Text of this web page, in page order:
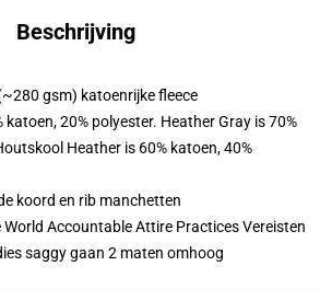
Beschrijving
gsm) katoenrijke fleece
katoen, 20% polyester. Heather Gray is 70%
Heather is 60% katoen, 40%
koord en rib manchetten
Accountable Attire Practices Vereisten
saggy gaan 2 maten omhoog